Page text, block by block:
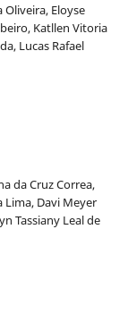
Oliveira, Eloyse
Katllen Vitoria
Lucas Rafael
da Cruz Correa,
Lima, Davi Meyer
Tassiany Leal de